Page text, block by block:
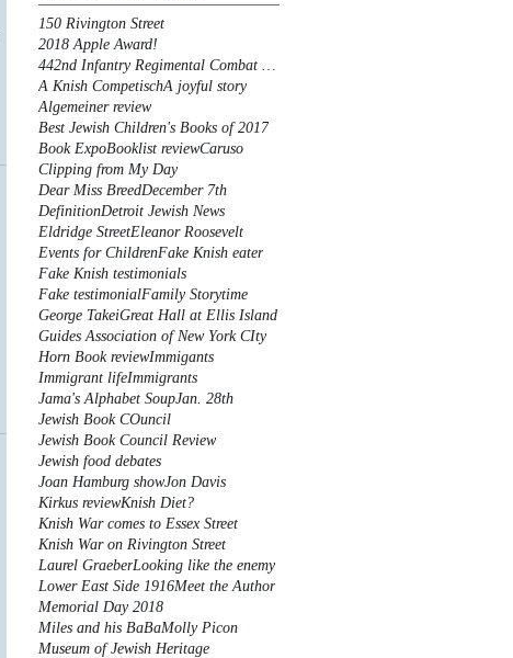
150 Rivington Street
2018 Apple Award!
442nd Infantry Regimental Combat Team
A Knish CompetischA joyful story
Algemeiner review
Best Jewish Children's Books of 2017
Book ExpoBooklist reviewCaruso
Clipping from My Day
Dear Miss BreedDecember 7th
DefinitionDetroit Jewish News
Eldridge StreetEleanor Roosevelt
Events for ChildrenFake Knish eater
Fake Knish testimonials
Fake testimonialFamily Storytime
George TakeiGreat Hall at Ellis Island
Guides Association of New York CIty
Horn Book reviewImmigants
Immigrant lifeImmigrants
Jama's Alphabet SoupJan. 28th
Jewish Book COuncil
Jewish Book Council Review
Jewish food debates
Joan Hamburg showJon Davis
Kirkus reviewKnish Diet?
Knish War comes to Essex Street
Knish War on Rivington Street
Laurel GraeberLooking like the enemy
Lower East Side 1916Meet the Author
Memorial Day 2018
Miles and his BaBaMolly Picon
Museum of Jewish Heritage